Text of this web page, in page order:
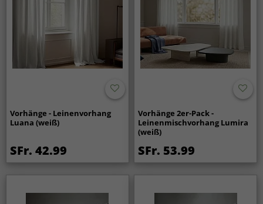
Vorhänge - Leinenvorhang
Luana (weiß)
SFr. 42.99
Vorhänge 2er-Pack -
Leinenmischvorhang Lumira
(weiß)
SFr. 53.99